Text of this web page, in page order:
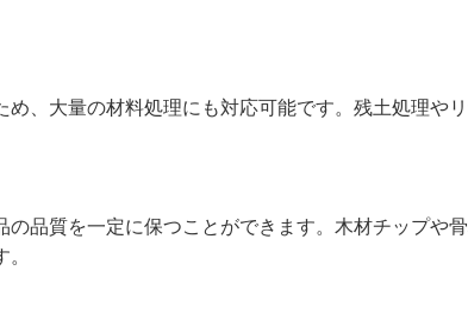
、大量の材料処理にも対応可能です。残土処理や
品質を一定に保つことができます。木材チップや